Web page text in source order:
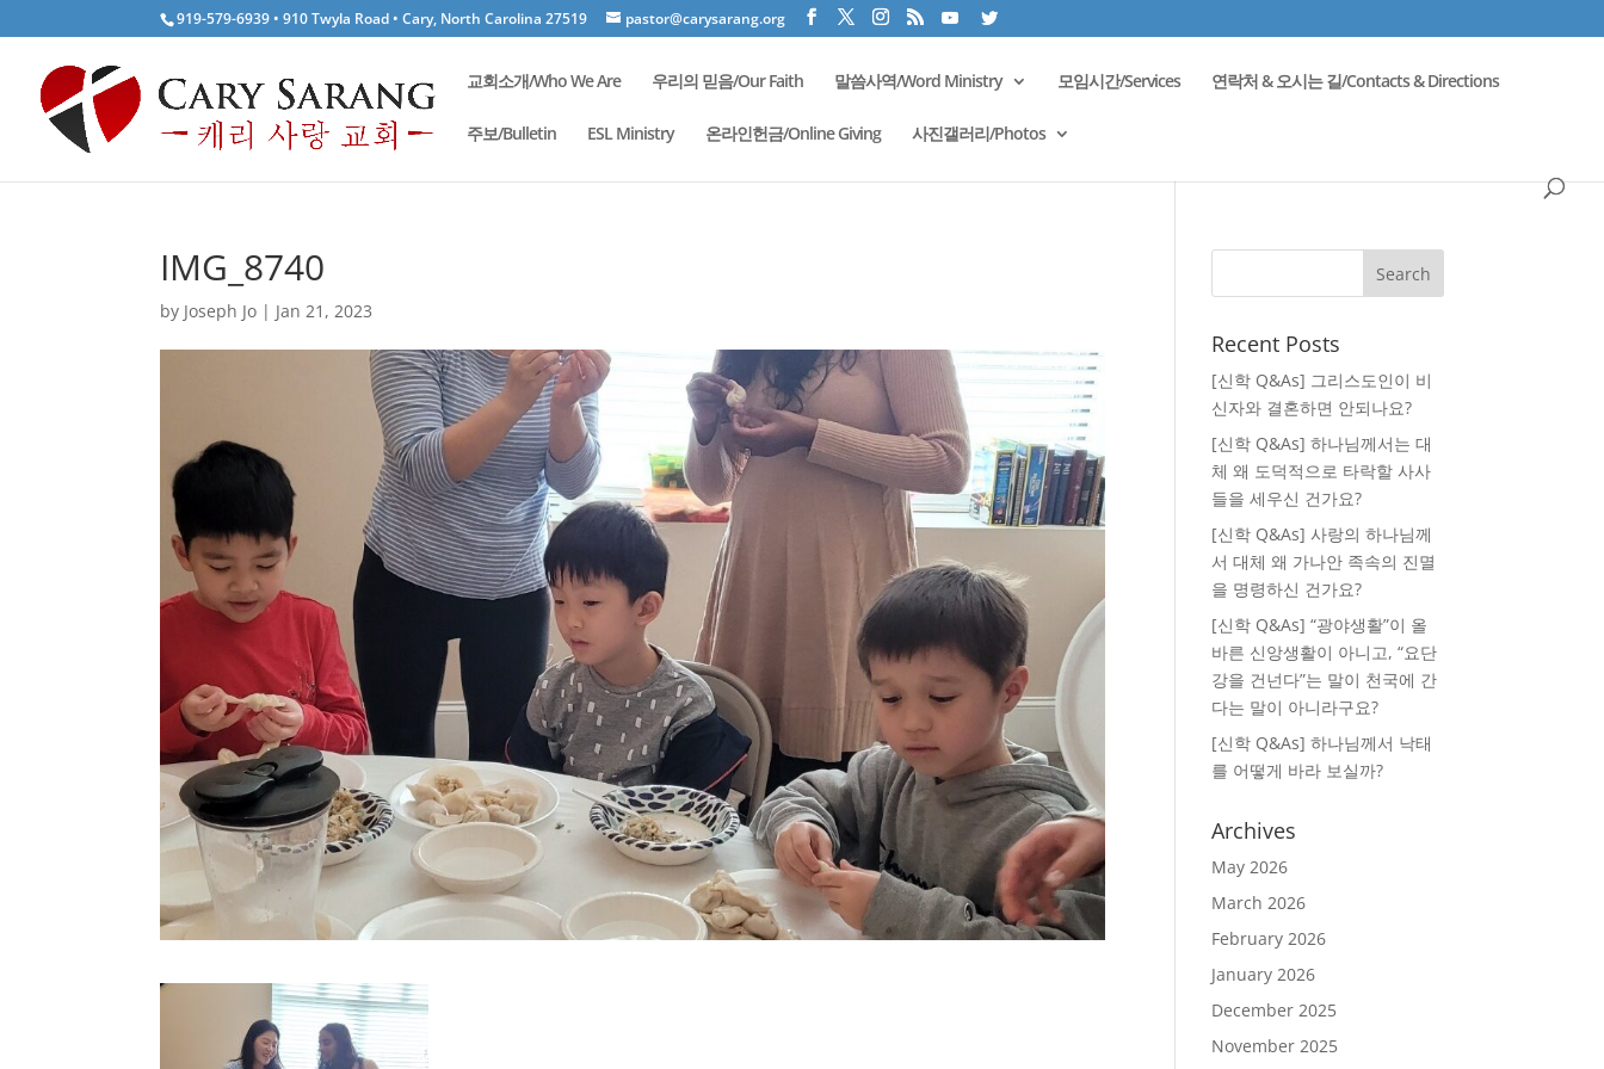
919-579-6939 • 910 Twyla Road • Cary, North Carolina 27519 pastor@carysarang.org
교회소개/Who We Are 우리의 믿음/Our Faith 말씀사역/Word Ministry 모임시간/Services 연락처 & 오시는 길/Contacts & Directions
주보/Bulletin ESL Ministry 온라인헌금/Online Giving 사진갤러리/Photos
IMG_8740
by Joseph Jo | Jan 21, 2023
Recent Posts
[신학 Q&As] 그리스도인이 비
신자와 결혼하면 안되나요?
[신학 Q&As] 하나님께서는 대
체 왜 도덕적으로 타락할 사사
들을 세우신 건가요?
[신학 Q&As] 사랑의 하나님께
서 대체 왜 가나안 족속의 진멸
을 명령하신 건가요?
[신학 Q&As] “광야생활”이 올
바른 신앙생활이 아니고, “요단
강을 건넌다”는 말이 천국에 간
다는 말이 아니라구요?
[신학 Q&As] 하나님께서 낙태
를 어떻게 바라 보실까?
Archives
May 2026
March 2026
February 2026
January 2026
December 2025
November 2025